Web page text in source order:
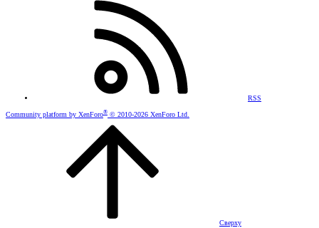
RSS
Community platform by XenForo® © 2010-2026 XenForo Ltd.
Сверху